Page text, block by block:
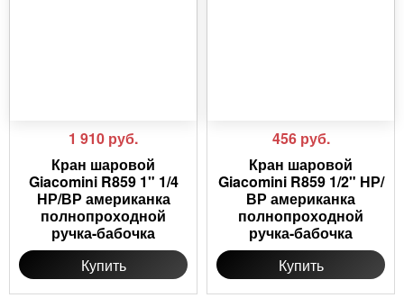
1 910 руб.
Кран шаровой
Giacomini R859 1" 1/4
НР/ВР американка
полнопроходной
ручка-бабочка
Купить
456 руб.
Кран шаровой
Giacomini R859 1/2" НР/
ВР американка
полнопроходной
ручка-бабочка
Купить